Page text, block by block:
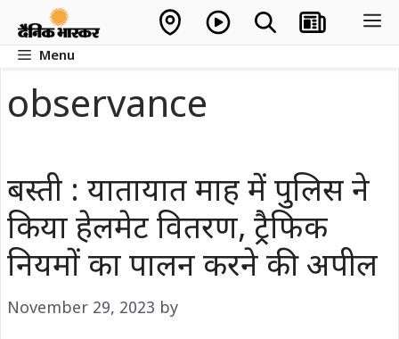
contentMenu
observance
बस्ती : यातायात माह में पुलिस ने
किया हेलमेट वितरण, ट्रैफिक
नियमों का पालन करने की अपील
November 29, 2023 by